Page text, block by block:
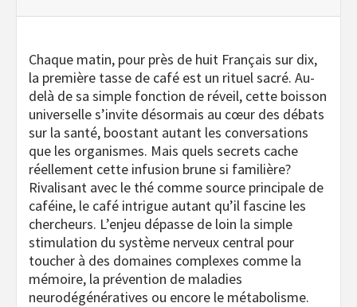
Chaque matin, pour près de huit Français sur dix,
la première tasse de café est un rituel sacré. Au-
delà de sa simple fonction de réveil, cette boisson
universelle s’invite désormais au cœur des débats
sur la santé, boostant autant les conversations
que les organismes. Mais quels secrets cache
réellement cette infusion brune si familière?
Rivalisant avec le thé comme source principale de
caféine, le café intrigue autant qu’il fascine les
chercheurs. L’enjeu dépasse de loin la simple
stimulation du système nerveux central pour
toucher à des domaines complexes comme la
mémoire, la prévention de maladies
neurodégénératives ou encore le métabolisme.